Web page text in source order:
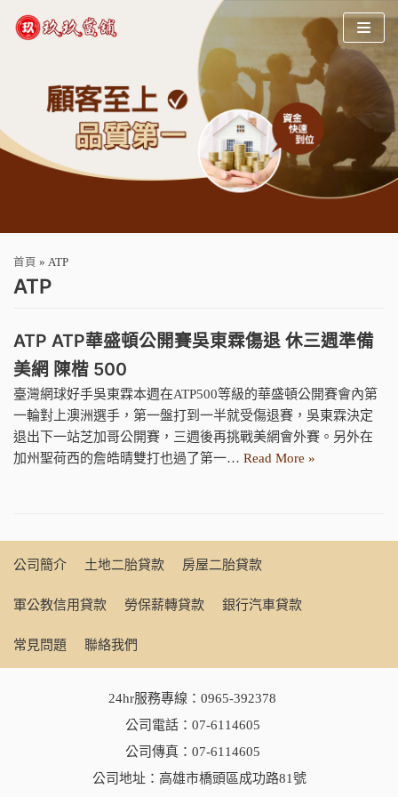
content
首頁 » ATP
ATP
ATP ATP華盛頓公開賽吳東霖傷退 休三週準備
美網 陳楷 500
臺灣網球好手吳東霖本週在ATP500等級的華盛頓公開賽會內第
一輪對上澳洲選手，第一盤打到一半就受傷退賽，吳東霖決定
退出下一站芝加哥公開賽，三週後再挑戰美網會外賽。另外在
加州聖荷西的詹皓晴雙打也過了第一… Read More »
公司簡介 土地二胎貸款 房屋二胎貸款
軍公教信用貸款 勞保薪轉貸款 銀行汽車貸款
常見問題 聯絡我們
24hr服務專線： 0965-392378
公司電話： 07-6114605
公司傳真：07-6114605
公司地址：高雄市橋頭區成功路81號